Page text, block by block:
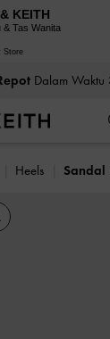
Dalam Waktu
Heels
KEITH
& Tas Wanita
Store